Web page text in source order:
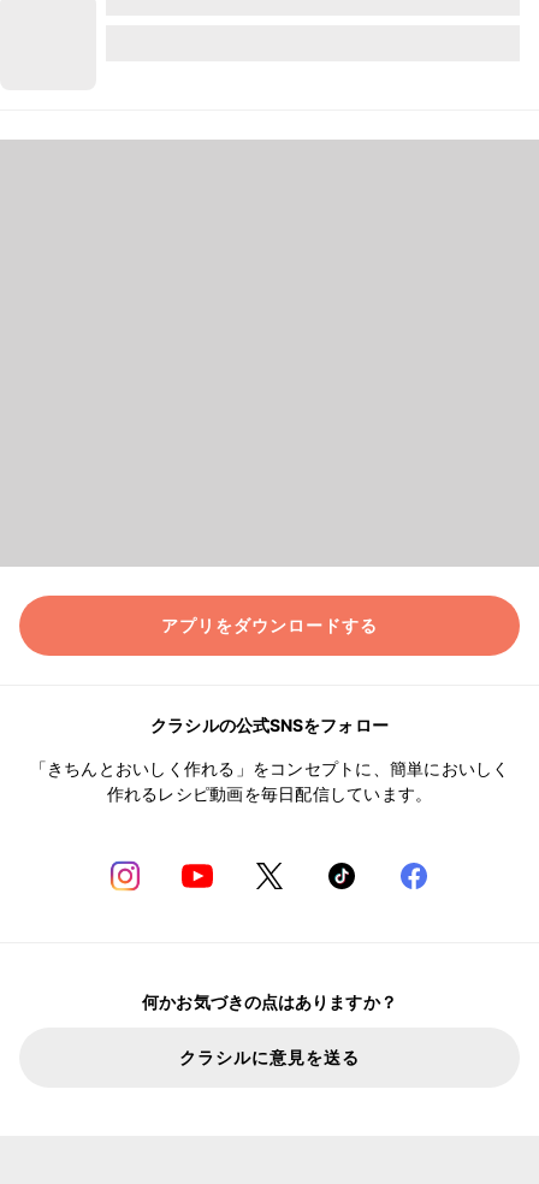
アプリをダウンロードする
クラシルの公式SNSをフォロー
「きちんとおいしく作れる」をコンセプトに、簡単においしく
作れるレシピ動画を毎日配信しています。
何かお気づきの点はありますか？
クラシルに意見を送る